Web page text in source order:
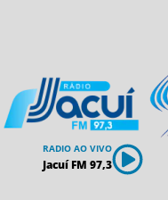
RADIO AO VIVO
Jacuí FM 97,3